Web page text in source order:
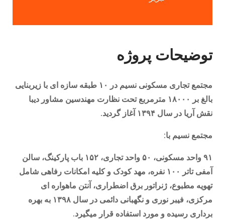
توضیحات پروژه
مجتمع تجاری مسکونی نسیم در ۱۰ طبقه سازه ای با زیربنایی
بالغ بر ۱۸۰۰۰ مترمربع تحت نظارت مهندسین مشاور دیبا
نقش آریا در سال ۱۳۹۴ آغاز گردید.
مجتمع نسیم با:
۹۱ واحد مسکونی، ۵۰ واحد تجاری، ۱۵۲ باب پارکینگ، سالن
آمفی تاتر ۱۰۰ نفره، مهد کودک و کلیه امکانات رفاهی شامل
تهویه مطبوع، ژنراتور برق اضطراری، آنتن ماهواره ای
مرکزی، فیبر نوری و نگهبانی دائمی در سال ۱۳۹۸ به بهره
برداری رسیده و مورد استفاده قرار میگیرد.